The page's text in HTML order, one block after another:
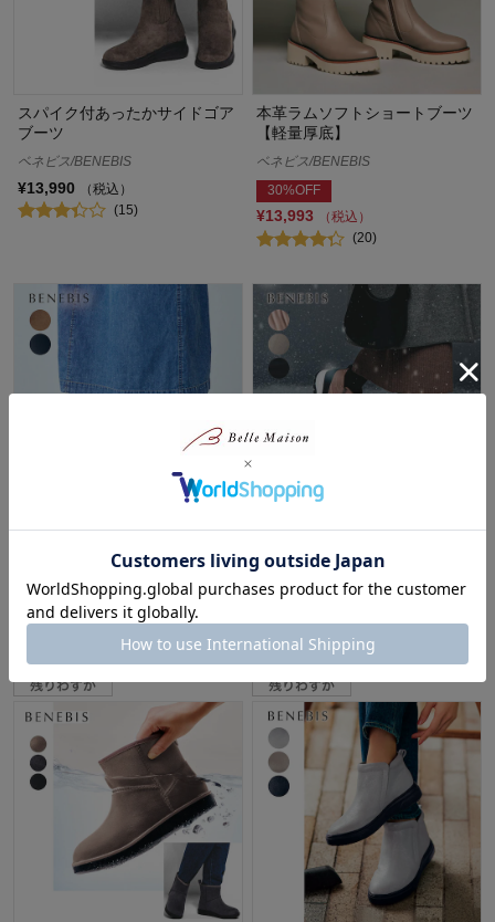
スパイク付あったかサイドゴア
ブーツ
ベネビス/BENEBIS
¥13,990
（税込）
(15)
本革ラムソフトショートブーツ
【軽量厚底】
ベネビス/BENEBIS
30%OFF
¥13,993
（税込）
(20)
足あたりやわらか厚底軽量レー
スアップブーツ
40%OFF
北海道の会社と開発したあった
かスニーカーブーツ
(8)